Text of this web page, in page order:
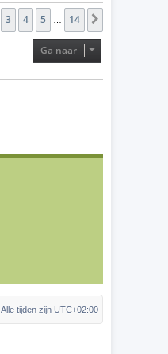
van 14
3 4 5 14
Ga naar
Alle tijden zijn UTC+02:00